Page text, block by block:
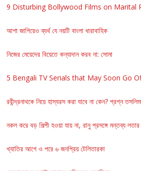
9 Disturbing Bollywood Films on Marital
আশা জাগিয়েও ব্যর্থ যে নয়টি বাংলা ধারাবাহিক
নিজের মেয়েদের বিয়েতে কন্যাদান করব না: সোমা
5 Bengali TV Serials that May Soon Go
রবীন্দ্রনাথকে নিয়ে হাস্যরস করা যাবে না কেন? প্রশ্ন
নকল করে বড় শিল্পী হওয়া যায় না, রানু প্রসঙ্গে মন্তব্য লতার
খ্যাতির আগে ও পরে ৬ জনপ্রিয় টেলিতারকা